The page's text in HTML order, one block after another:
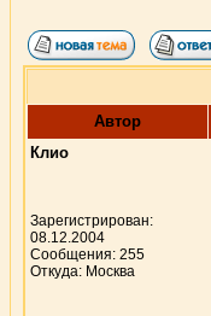
Автор
Клио
Зарегистрирован:
08.12.2004
Сообщения: 255
Откуда: Москва